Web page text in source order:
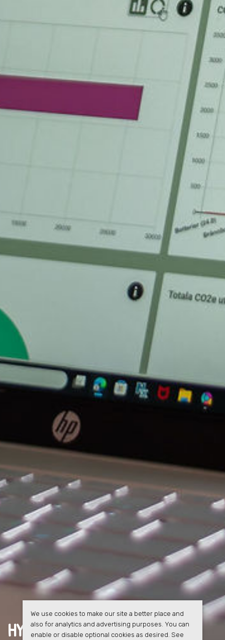
HYRESGÄSTERNA FÅRFULL
We use cookies to make our site a better place and
also for analytics and advertising purposes. You can
enable or disable optional cookies as desired. See